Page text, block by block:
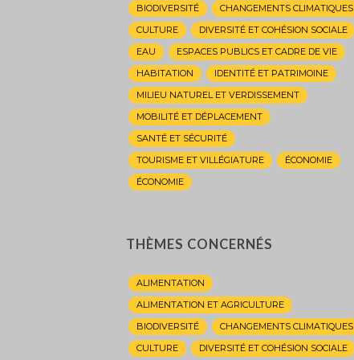
BIODIVERSITÉ
CHANGEMENTS CLIMATIQUES
CULTURE
DIVERSITÉ ET COHÉSION SOCIALE
EAU
ESPACES PUBLICS ET CADRE DE VIE
HABITATION
IDENTITÉ ET PATRIMOINE
MILIEU NATUREL ET VERDISSEMENT
MOBILITÉ ET DÉPLACEMENT
SANTÉ ET SÉCURITÉ
TOURISME ET VILLÉGIATURE
ÉCONOMIE
ÉCONOMIE
THÈMES CONCERNÉS
ALIMENTATION
ALIMENTATION ET AGRICULTURE
BIODIVERSITÉ
CHANGEMENTS CLIMATIQUES
CULTURE
DIVERSITÉ ET COHÉSION SOCIALE